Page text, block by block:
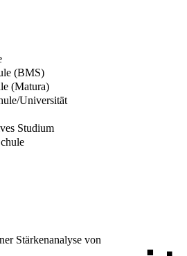
(BMS)
(Matura)
Universität
Studium
Stärkenanalyse von